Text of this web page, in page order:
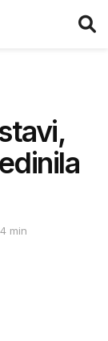
min